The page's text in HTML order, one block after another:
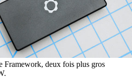
Framework, deux fois plus gros